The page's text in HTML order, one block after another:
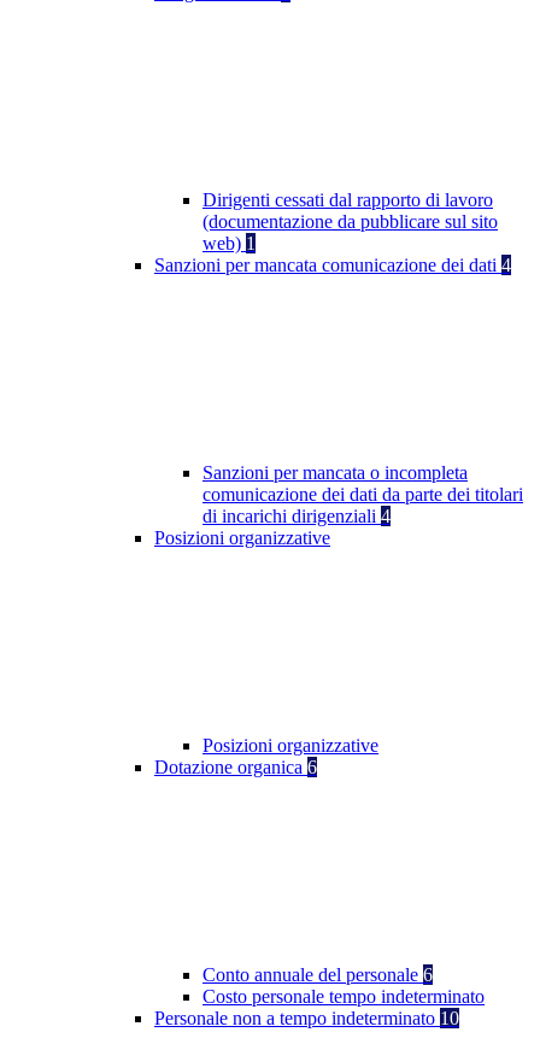
Dirigenti cessati dal rapporto di lavoro
(documentazione da pubblicare sul sito
web) 1
Sanzioni per mancata comunicazione dei dati 4
Sanzioni per mancata o incompleta
comunicazione dei dati da parte dei titolari
di incarichi dirigenziali 4
Posizioni organizzative
Posizioni organizzative
Dotazione organica 6
Conto annuale del personale 6
Costo personale tempo indeterminato
Personale non a tempo indeterminato 10